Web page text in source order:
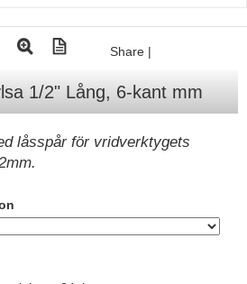
Share |
1/2" Lång, 6-kant mm
låsspår för vridverktygets